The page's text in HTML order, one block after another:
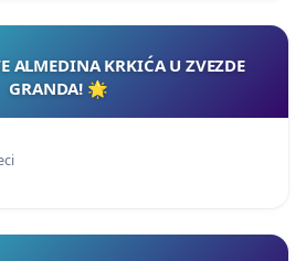
ALMEDINA KRKIĆA U ZVEZDE
GRANDA! 🌟